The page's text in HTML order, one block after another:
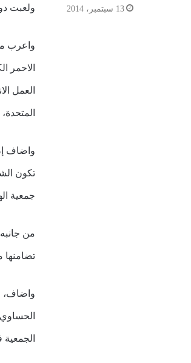
ولعبت
واعرب
الاحمر
العمل
واضاف
تكون
جمعية
من
واضاف،
الحساوي
13 سبتمبر، 2014